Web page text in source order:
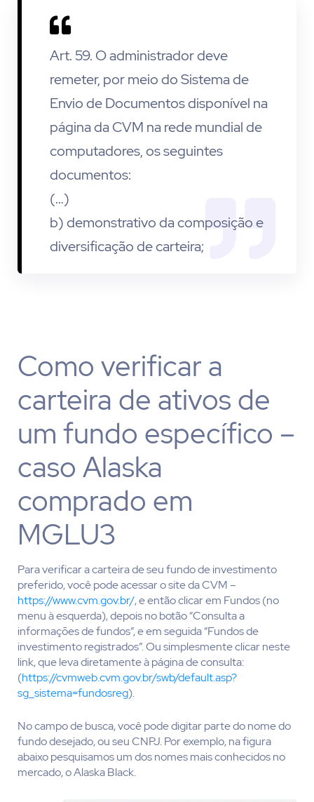
Art. 59. O administrador deve
remeter, por meio do Sistema de
Envio de Documentos disponível na
página da CVM na rede mundial de
computadores, os seguintes
documentos:
(…)
b) demonstrativo da composição e
diversificação de carteira;
Como verificar a
carteira de ativos de
um fundo específico –
caso Alaska
comprado em
MGLU3
Para verificar a carteira de seu fundo de investimento
preferido, você pode acessar o site da CVM –
https://www.cvm.gov.br/, e então clicar em Fundos (no
menu à esquerda), depois no botão “Consulta a
informações de fundos”, e em seguida “Fundos de
investimento registrados”. Ou simplesmente clicar neste
link, que leva diretamente à página de consulta:
(https://cvmweb.cvm.gov.br/swb/default.asp?
sg_sistema=fundosreg).
No campo de busca, você pode digitar parte do nome do
fundo desejado, ou seu CNPJ. Por exemplo, na figura
abaixo pesquisamos um dos nomes mais conhecidos no
mercado, o Alaska Black.